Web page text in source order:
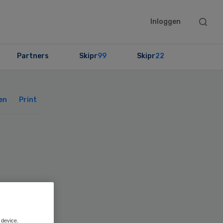
Inloggen
Search
Partners Skipr99 Skipr22
Print